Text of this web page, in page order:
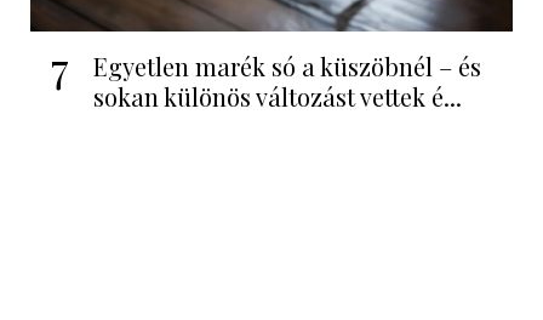
7
Egyetlen marék só a küszöbnél – és
sokan különös változást vettek é...